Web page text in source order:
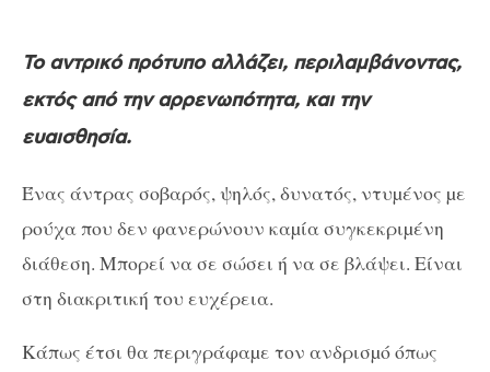
Το αντρικό πρότυπο αλλάζει, περιλαμβάνοντας,
εκτός από την αρρενωπότητα, και την
ευαισθησία.
Ένας άντρας σοβαρός, ψηλός, δυνατός, ντυµένος µε
ρούχα που δεν φανερώνουν καµία συγκεκριµένη
διάθεση. Μπορεί να σε σώσει ή να σε βλάψει. Είναι
στη διακριτική του ευχέρεια.
Κάπως έτσι θα περιγράφαµε τον ανδρισµό όπως